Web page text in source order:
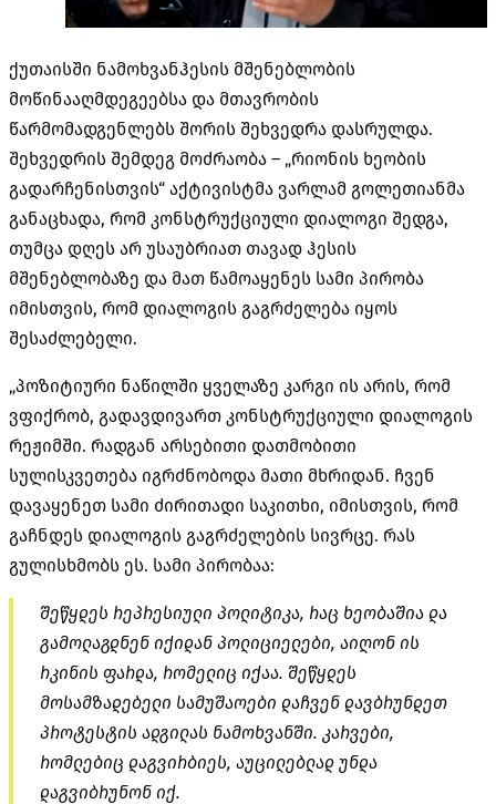
ქუთაისში ნამოხვანჰესის მშენებლობის
მოწინააღმდეგეებსა და მთავრობის
წარმომადგენლებს შორის შეხვედრა დასრულდა.
შეხვედრის შემდეგ მოძრაობა – „რიონის ხეობის
გადარჩენისთვის“ აქტივისტმა ვარლამ გოლეთიანმა
განაცხადა, რომ კონსტრუქციული დიალოგი შედგა,
თუმცა დღეს არ უსაუბრიათ თავად ჰესის
მშენებლობაზე და მათ წამოაყენეს სამი პირობა
იმისთვის, რომ დიალოგის გაგრძელება იყოს
შესაძლებელი.
„პოზიტიური ნაწილში ყველაზე კარგი ის არის, რომ
ვფიქრობ, გადავდივართ კონსტრუქციული დიალოგის
რეჟიმში. რადგან არსებითი დათმობითი
სულისკვეთება იგრძნობოდა მათი მხრიდან. ჩვენ
დავაყენეთ სამი ძირითადი საკითხი, იმისთვის, რომ
გაჩნდეს დიალოგის გაგრძელების სივრცე. რას
გულისხმობს ეს. სამი პირობაა:
შეწყდეს რეპრესიული პოლიტიკა, რაც ხეობაშია და
გამოლაგდნენ იქიდან პოლიციელები, აიღონ ის
რკინის ფარდა, რომელიც იქაა. შეწყდეს
მოსამზადებელი სამუშაოები დაჩვენ დავბრუნდეთ
პროტესტის ადგილას ნამოხვანში. კარვები,
რომლებიც დაგვირბიეს, აუცილებლად უნდა
დაგვიბრუნონ იქ.